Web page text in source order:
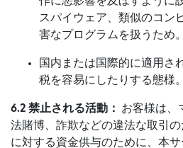
スパイウェア、類似のコン
害なプログラムを扱うため。
国内または国際的に適用さ
税を容易にしたりする態様。
6.2 禁止される活動：
お客様は、
法賭博、詐欺などの違法な取引
に対する資金供与のために、本